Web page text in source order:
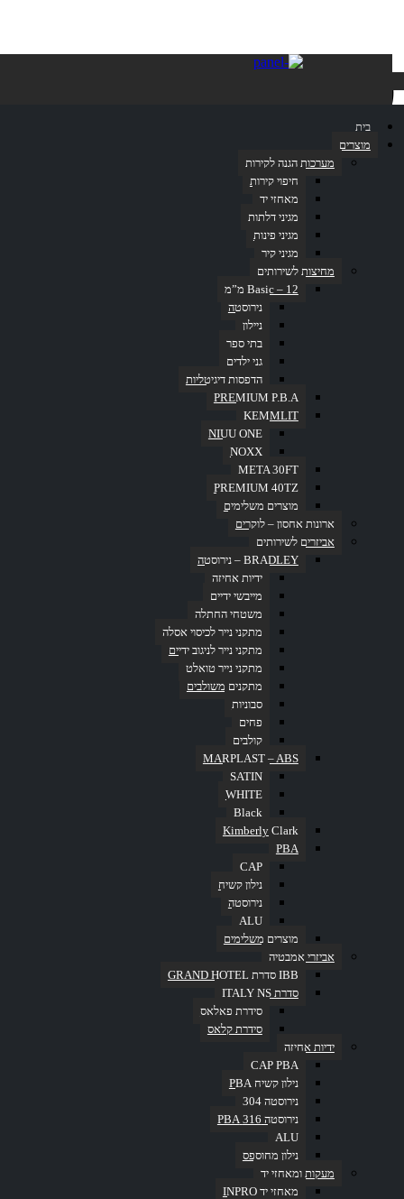
בית
מוצרים
מערכות הגנה לקירות
חיפוי קירות
מאחזי יד
מגיני דלתות
מגיני פינות
מגיני קיר
מחיצות לשירותים
Basic – 12 מ”מ
נירוסטה
ניילון
בתי ספר
גני ילדים
הדפסות דיגיטליות
PREMIUM P.B.A
KEMMLIT
NIUU ONE
NOXX
META 30FT
PREMIUM 40TZ
מוצרים משלימים
ארונות אחסון – לוקרים
אביזרים לשירותים
BRADLEY – נירוסטה
ידיות אחיזה
מייבשי ידיים
משטחי החתלה
מתקני נייר לכיסוי אסלה
מתקני נייר לניגוב ידיים
מתקני נייר טואלט
מתקנים משולבים
סבוניות
פחים
קולבים
MARPLAST – ABS
SATIN
WHITE
Black
Kimberly Clark
PBA
CAP
נילון קשיח
נירוסטה
ALU
מוצרים משלימים
אביזרי אמבטיה
IBB סדרת GRAND HOTEL
סדרת ITALY NS
סידרת פאלאס
סידרת קלאס
ידיות אחיזה
CAP PBA
נילון קשיח PBA
נירוסטה 304
נירוסטה 316 PBA
ALU
נילון מחוספס
מעקות ומאחזי יד
מאחזי יד INPRO
פחים
אביזרים לשירותים
פחים
דף הבית»אביזרים לשירותים
נירוסטה»פחים
Read More
Quick View
פחים
פח דוושה מלבני – 20 ליטר
Read More
Quick View
,
פח דוושה מלבני – 30 ליטר
Read More
פחים
פח דוושה עגול – 12 ליטר
Read More
Quick View
פחים
פח דוושה עגול – 3 ליטר
Read More
Quick View
פח דוושה עגול- 5 ליטר